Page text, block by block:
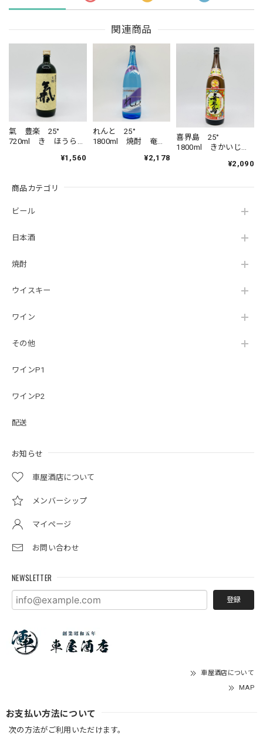
商品カテゴリ
ビール
日本酒
焼酎
ウイスキー
ワイン
その他
ワインP1
ワインP2
配送
お知らせ
車屋酒店について
メンバーシップ
マイページ
お問い合わせ
NEWSLETTER
登録
関連商品
氣 豊楽 25°
720ml き ほうら
家 黒糖焼酎 奄¥1,560
れんと 25°
1800ml 焼酎 奄美
¥2,178
喜界島 25°
1800ml きかいじ
造 黒糖焼酎 くろ
¥2,090
車屋酒店について
MAP
お支払い方法について
次の方法がご利用いただけます。